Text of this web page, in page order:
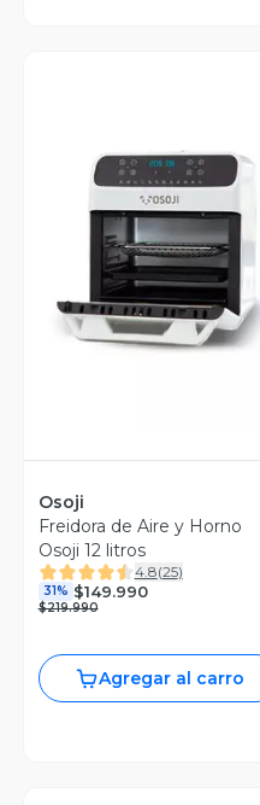
Vista Previa
Osoji
Freidora de Aire y Horno
Osoji 12 litros
4.8(25)
31% $149.990
$219.990
Agregar al carro